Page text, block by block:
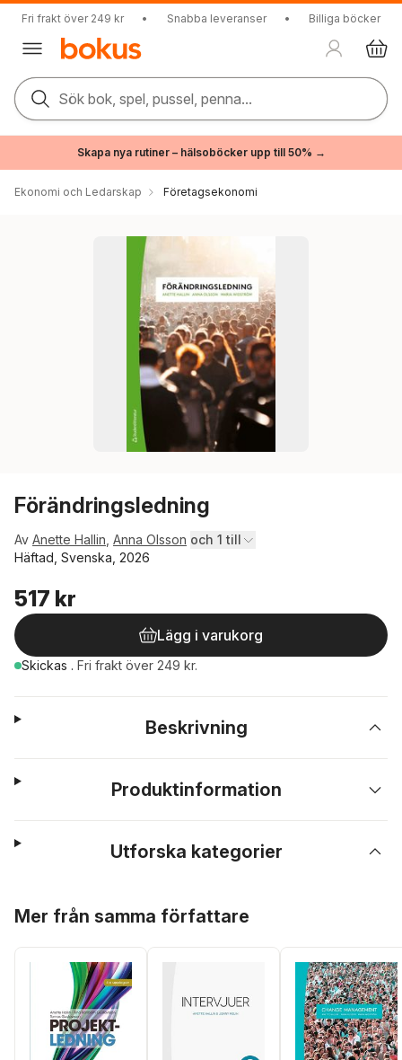
Fri frakt över 249 kr • Snabba leveranser • Billiga böcker
Sök bok, spel, pussel, penna...
Skapa nya rutiner – hälsoböcker upp till 50% →
Ekonomi och Ledarskap Företagsekonomi
Förändringsledning
Av Anette Hallin Anna Olsson och 1 till
Häftad, Svenska, 2026
517 kr
Lägg i varukorg
Skickas . Fri frakt över 249 kr.
Beskrivning
Produktinformation
Utforska kategorier
Mer från samma författare